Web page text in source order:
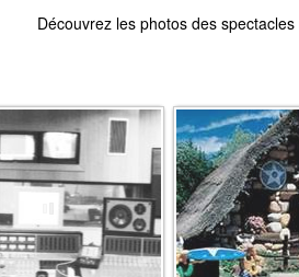
Découvrez les photos des